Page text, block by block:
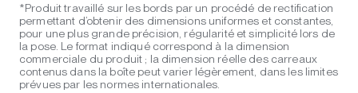
*Produit travaillé sur les bords par un procédé de rectification
permettant d’obtenir des dimensions uniformes et constantes,
pour une plus grande précision, régularité et simplicité lors de
la pose. Le format indiqué correspond à la dimension
commerciale du produit ; la dimension réelle des carreaux
contenus dans la boîte peut varier légèrement, dans les limites
prévues par les normes internationales.